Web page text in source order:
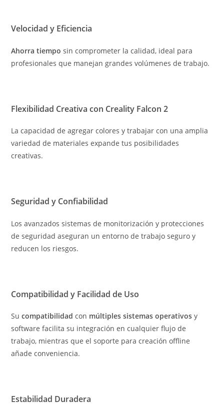
Velocidad y Eficiencia
Ahorra tiempo sin comprometer la calidad, ideal para
profesionales que manejan grandes volúmenes de trabajo.
Flexibilidad Creativa con Creality Falcon 2
La capacidad de agregar colores y trabajar con una amplia
variedad de materiales expande tus posibilidades
creativas.
Seguridad y Confiabilidad
Los avanzados sistemas de monitorización y protecciones
de seguridad aseguran un entorno de trabajo seguro y
reducen los riesgos.
Compatibilidad y Facilidad de Uso
Sucompatibilidad con múltiples sistemas operativos y
software facilita su integración en cualquier flujo de
trabajo, mientras que el soporte para creación offline
añade conveniencia.
Estabilidad Duradera